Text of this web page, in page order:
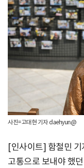
사진=고대현 기자 daehyun@
[인사이트] 함철민
고통으로 보내야 했